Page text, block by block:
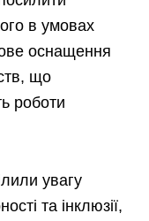
в умовах
оснащення
що
роботи
увагу
та інклюзії,